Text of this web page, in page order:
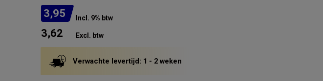
3,95 Incl. 9% btw
3,62 Excl. btw
Verwachte levertijd: 1 - 2 weken